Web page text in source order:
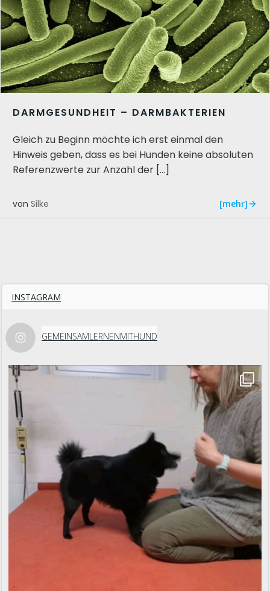
DARMGESUNDHEIT – DARMBAKTERIEN
Gleich zu Beginn möchte ich erst einmal den
Hinweis geben, dass es bei Hunden keine absoluten
Referenzwerte zur Anzahl der […]
von Silke [mehr]
INSTAGRAM
GEMEINSAMLERNENMITHUND